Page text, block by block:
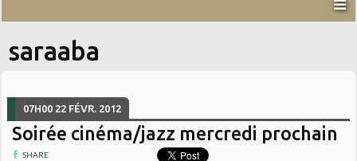
saraaba
07H00 22 FÉVR. 2012
Soirée cinéma/jazz mercredi prochain
SHARE